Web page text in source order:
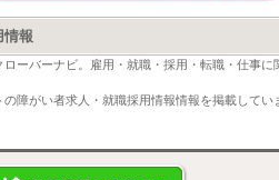
情報
ーバーナビ。雇用・就職・採用・転職・仕事に
障がい者求人・就職採用情報情報を掲載してい